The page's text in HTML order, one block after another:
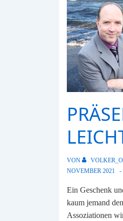
VON
NOVEMBER 2021
Ein Geschenk
kaum jemand
Assoziationen